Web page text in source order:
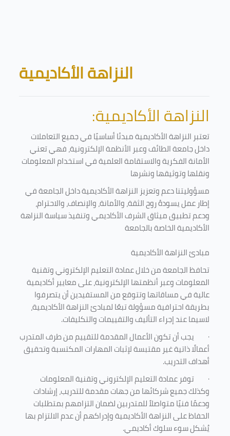
Blocks
النزاهة الأكاديمية
النزاهة الأكاديمية:
تعتبر النزاهة الأكاديمية مبدئا أساسيًا في جميع التعاملات
داخل جامعة الطائف وعبر الأنظمة الإلكترونية، فهي تعني
الأمانة الفكرية والاستقامة العلمية في استخدام المعلومات
ونقلها وتوثيقها ونشرها
مسؤوليتنا دعم وتعزيز النزاهة الأكاديمية داخل الجامعة في
إطار عمل يسودهُ روح الثقة، والأمانة، والإنصاف، والاحترام،
ودعم تطبيق ميثاق الشرف الأكاديمي وتنفيذ سياسة النزاهة
الأكاديمية الخاصة بالجامعة
مبادئ النزاهة الأكاديمية
تحافظ الجامعة من خلال عمادة التعليم الإلكتروني وتقنية
المعلومات وعبر أنظمتها الإلكترونية، على معايير أكاديمية
عالية في مساقاتها وتتوقع من المستفيدين أن يتصرفوا
بطريقة احترافية مسؤولة تبعًا لمبادئ النزاهة الأكاديمية،
لاسيما عند إجراء التأليف والتقييمات والتكليفات.
· يجب أن تكون الأعمال المقدمة للتقييم من طرف المتدرب
أعمالًا ذاتية غير مقتبسة لإثبات المهارات المكتسبة وتحقيق
أهداف التدريب.
· توفر عمادة التعليم الإلكتروني وتقنية المعلومات
وكذلك جميع شركائها من جهات مقدمة للتدريب، إرشادات
ودعمًا فنيًا متواصلاً للمتدربين لضمان التزامهم بمتطلبات
الحفاظ على النزاهة الأكاديمية وإدراكهم أن عدم الالتزام بها
يُشكل سوء سلوك أكاديمي.